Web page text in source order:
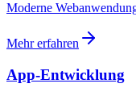
Moderne
Mehr erfahren
App-Entwicklung